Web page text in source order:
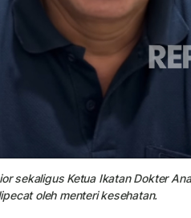
sekaligus Ketua Ikatan Dokter
oleh menteri kesehatan.